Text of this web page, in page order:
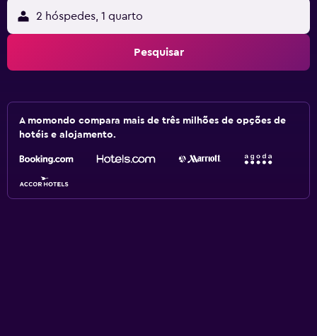
2 hóspedes, 1 quarto
Pesquisar
A momondo compara mais de três milhões de opções de
hotéis e alojamento.